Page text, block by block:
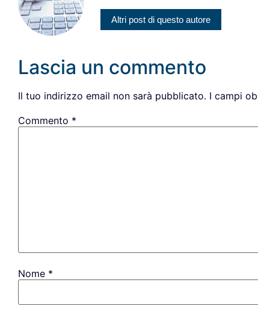
Altri post di questo autore
Lascia un commento
Il tuo indirizzo email non sarà pubblicato. I campi
Commento *
Nome *